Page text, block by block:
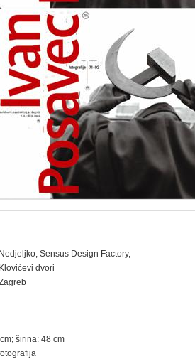
;Sensus Design Factory,
dvori
širina: 48 cm